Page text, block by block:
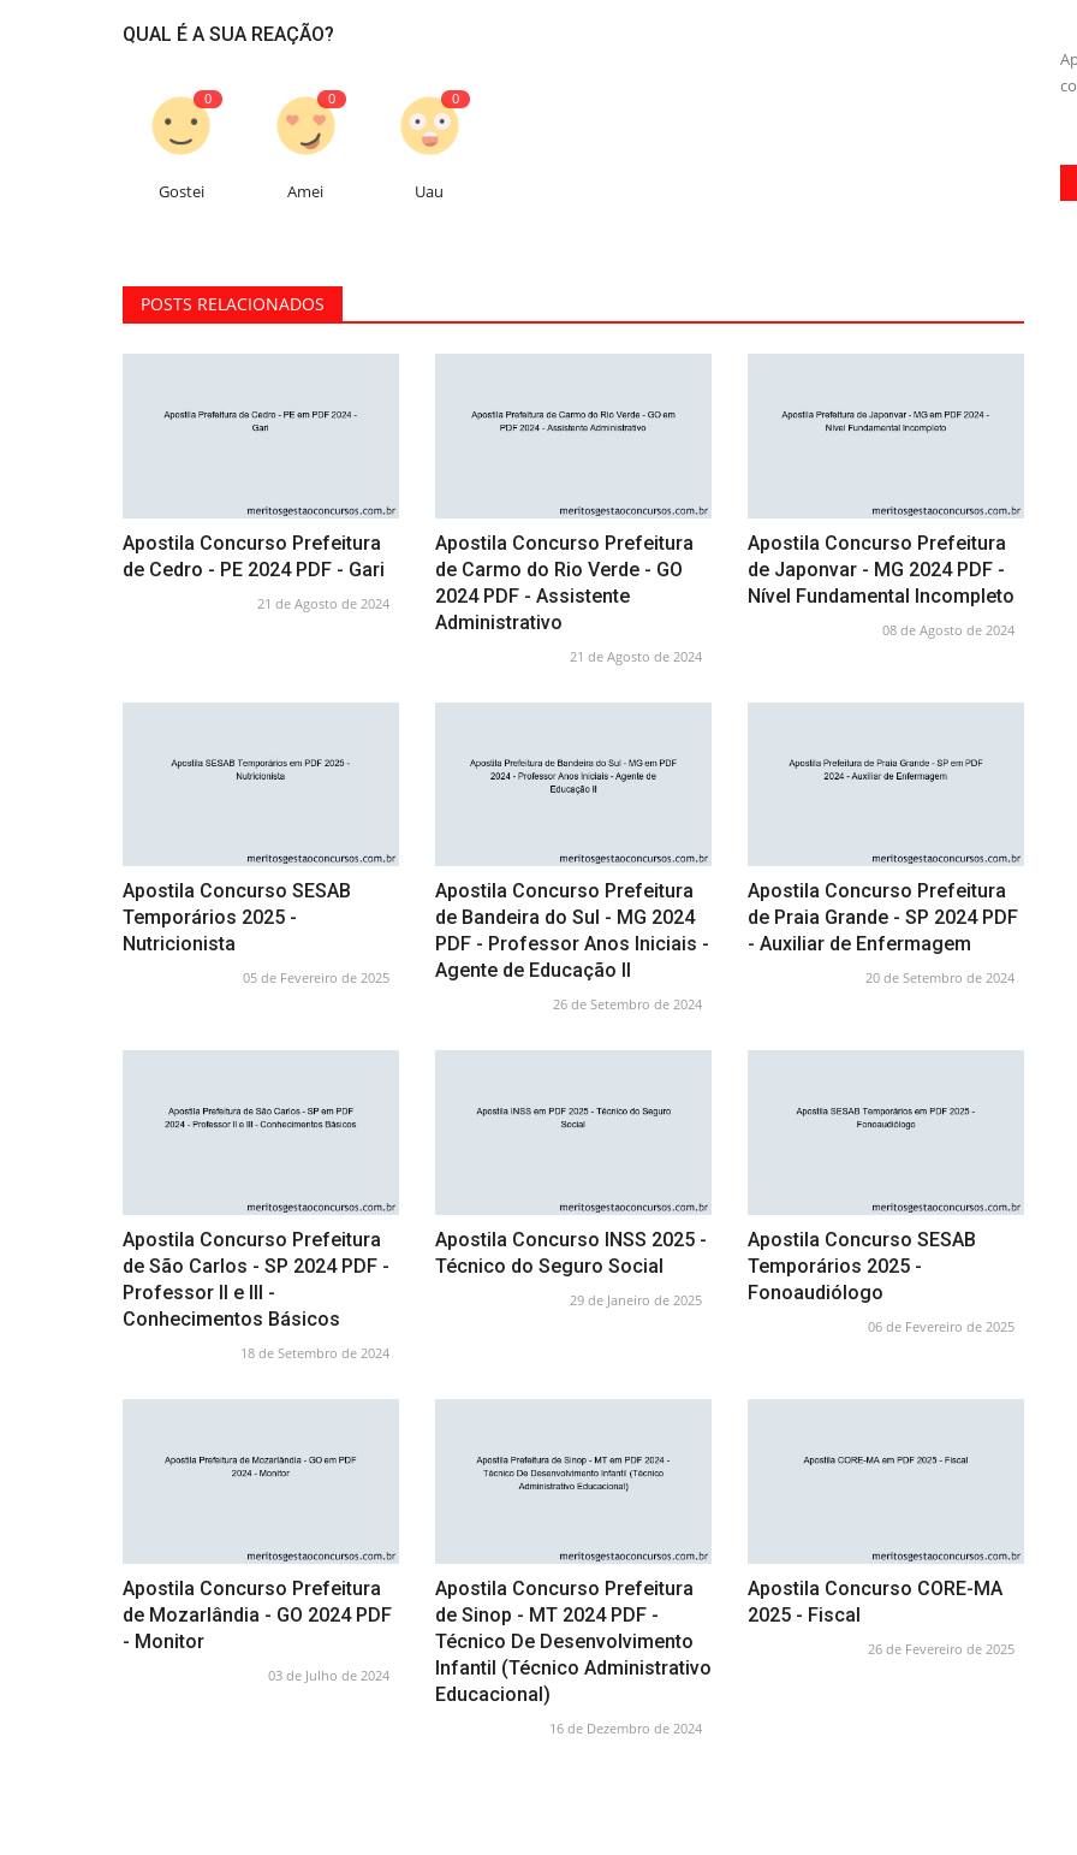
QUAL É A SUA REAÇÃO?
0
Gostei
0
Amei
0
Uau
POSTS RELACIONADOS
Apostila Concurso Prefeitura
de Cedro - PE 2024 PDF - Gari
21 de Agosto de 2024
Apostila Concurso Prefeitura
de Carmo do Rio Verde - GO
2024 PDF - Assistente
Administrativo
21 de Agosto de 2024
Apostila Concurso Prefeitura
de Japonvar - MG 2024 PDF -
Nível Fundamental Incompleto
08 de Agosto de 2024
Apostila Concurso SESAB
Temporários 2025 -
Nutricionista
05 de Fevereiro de 2025
Apostila Concurso Prefeitura
de Bandeira do Sul - MG 2024
PDF - Professor Anos Iniciais -
Agente de Educação II
26 de Setembro de 2024
Apostila Concurso Prefeitura
de Praia Grande - SP 2024 PDF
- Auxiliar de Enfermagem
20 de Setembro de 2024
Apostila Concurso Prefeitura
de São Carlos - SP 2024 PDF -
Professor II e III -
Conhecimentos Básicos
18 de Setembro de 2024
Apostila Concurso INSS 2025 -
Técnico do Seguro Social
29 de Janeiro de 2025
Apostila Concurso SESAB
Temporários 2025 -
Fonoaudiólogo
06 de Fevereiro de 2025
Apostila Concurso Prefeitura
de Mozarlândia - GO 2024 PDF
- Monitor
03 de Julho de 2024
Apostila Concurso Prefeitura
de Sinop - MT 2024 PDF -
Técnico De Desenvolvimento
Infantil (Técnico Administrativo
Educacional)
16 de Dezembro de 2024
Apostila Concurso CORE-MA
2025 - Fiscal
26 de Fevereiro de 2025
Curso SES-TO 2026 - Executivo...